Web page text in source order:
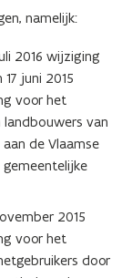
namelijk:
2016 wijziging
17 juni 2015
voor het
landbouwers van
de Vlaamse
2015
voor het
door